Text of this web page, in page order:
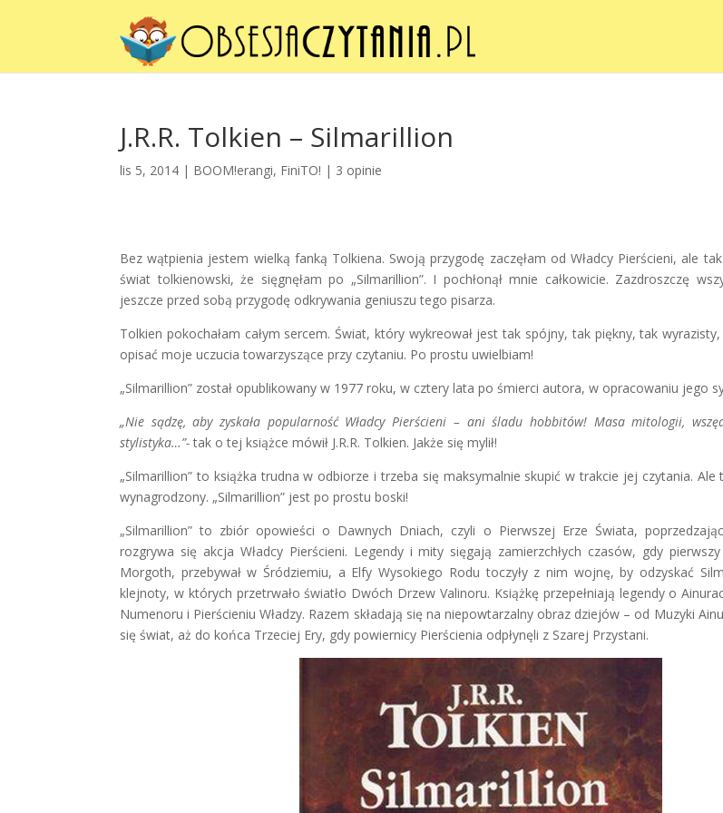
J.R.R. Tolkien – Silmarillion
lis 5, 2014 | BOOM!erangi, FiniTO! | 3 opinie
Bez wątpienia jestem wielką fanką Tolkiena. Swoją przygodę zaczęłam od Władcy Pierścieni, ale
świat tolkienowski, że sięgnęłam po „Silmarillion”. I pochłonął mnie całkowicie. Zazdroszczę
jeszcze przed sobą przygodę odkrywania geniuszu tego pisarza.
Tolkien pokochałam całym sercem. Świat, który wykreował jest tak spójny, tak piękny, tak
opisać moje uczucia towarzyszące przy czytaniu. Po prostu uwielbiam!
„Silmarillion” został opublikowany w 1977 roku, w cztery lata po śmierci autora, w opracowaniu jego
„Nie sądzę, aby zyskała popularność Władcy Pierścieni – ani śladu hobbitów! Masa mitologii,
stylistyka…”-tak o tej książce mówił J.R.R. Tolkien. Jakże się mylił!
„Silmarillion” to książka trudna w odbiorze i trzeba się maksymalnie skupić w trakcie jej czytania.
wynagrodzony. „Silmarillion” jest po prostu boski!
„Silmarillion” to zbiór opowieści o Dawnych Dniach, czyli o Pierwszej Erze Świata,
rozgrywa się akcja Władcy Pierścieni. Legendy i mity sięgają zamierzchłych czasów, gdy pierwszy
Morgoth, przebywał w Śródziemiu, a Elfy Wysokiego Rodu toczyły z nim wojnę, by odzyskać
klejnoty, w których przetrwało światło Dwóch Drzew Valinoru. Książkę przepełniają legendy o
Numenoru i Pierścieniu Władzy. Razem składają się na niepowtarzalny obraz dziejów – od Muzyki
się świat, aż do końca Trzeciej Ery, gdy powiernicy Pierścienia odpłynęli z Szarej Przystani.